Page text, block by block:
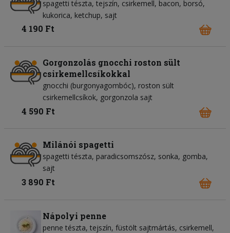
spagetti tészta tejszín csirkemell bacon borsó
kukorica ketchup sajt
4 190 Ft
Gorgonzolás gnocchi roston sült
csirkemellcsíkokkal
gnocchi (burgonyagombóc) roston sült
csirkemellcsíkok gorgonzola sajt
4 590 Ft
Milánói spagetti
spagetti tészta paradicsomszósz sonka gomba
sajt
3 890 Ft
Nápolyi penne
penne tészta tejszín füstölt sajtmártás csirkemell